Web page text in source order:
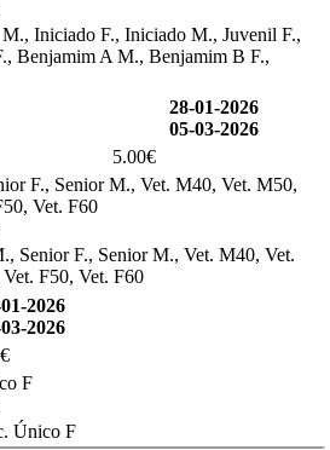
Iniciado F., Iniciado M., Juvenil F.,
Benjamim A M., Benjamim B F.,
28-01-2026
05-03-2026
5.00€
F., Senior M., Vet. M40, Vet. M50,
Vet. F60
Senior F., Senior M., Vet. M40, Vet.
F50, Vet. F60
2026
2026
F
Único F